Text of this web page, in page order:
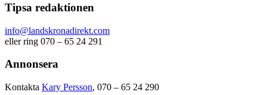
Tipsa redaktionen
info@landskronadirekt.com
eller ring 070 – 65 24 291
Annonsera
Kontakta Kary Persson, 070 – 65 24 290